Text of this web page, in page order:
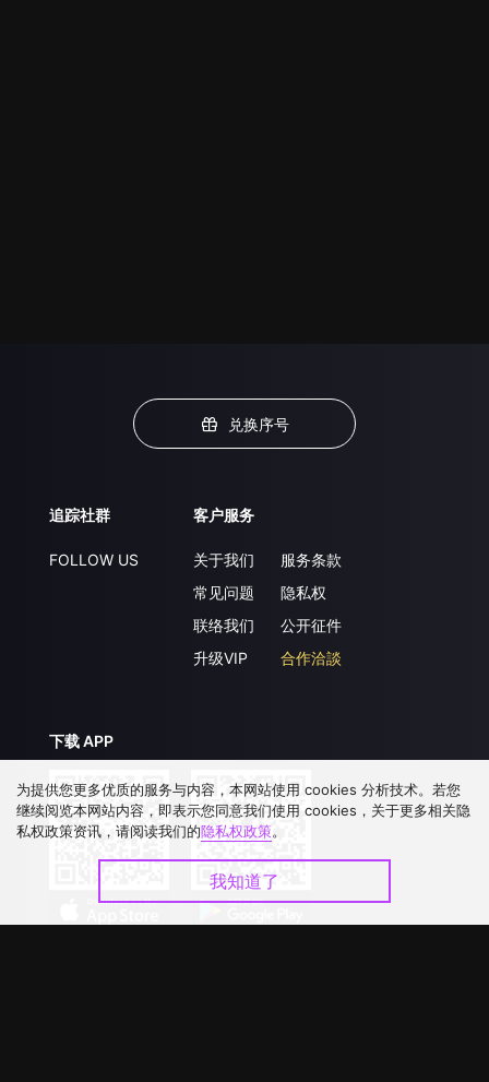
兑换序号
追踪社群
FOLLOW US
客户服务
关于我们
常见问题
联络我们
升级VIP
服务条款
隐私权
公开征件
合作洽談
下载 APP
为提供您更多优质的服务与内容，本网站使用 cookies 分析技术。若您
继续阅览本网站内容，即表示您同意我们使用 cookies，关于更多相关隐
私权政策资讯，请阅读我们的隐私权政策。
我知道了